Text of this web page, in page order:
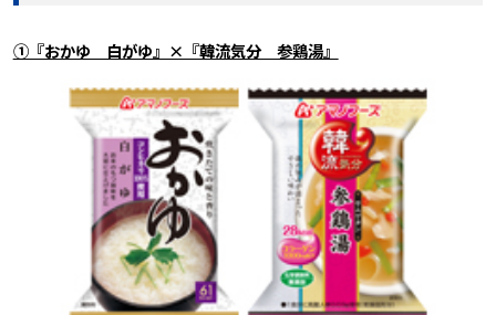
①『おかゆ 白がゆ』×『韓流気分 参鶏湯』